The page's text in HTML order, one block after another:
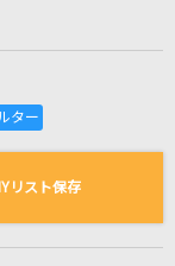
一覧
リスト保存